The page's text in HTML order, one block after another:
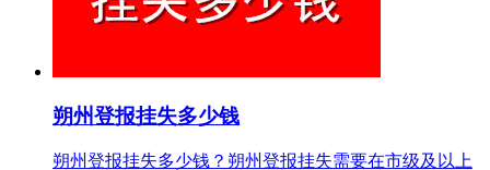
朔州登报挂失多少钱
朔州登报挂失多少钱？朔州登报挂失需要在市级及以上